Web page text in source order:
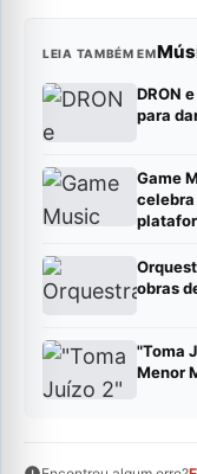
LEIA TAMBÉM EM
DRON
para
Game
celebra
obras
"Toma
Menor